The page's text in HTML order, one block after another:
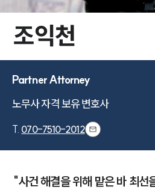
조익천
Partner Attorney
노무사 자격 보유 변호사
T. 070-7510-2012
"사건 해결을 위해 맡은 바 최선